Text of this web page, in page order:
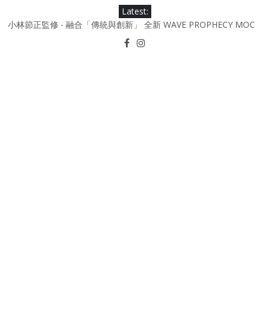
Latest:
小林節正監修 ‧ 融合「傳統與創新」 全新 WAVE PROPHECY MOC
Under Armour Curry 12最新簽名鞋升級登場 Curry USA 夢幻配色